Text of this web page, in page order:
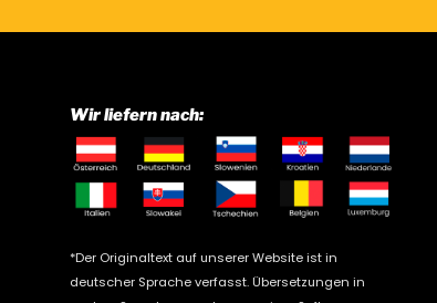
Wir liefern nach:
*Der Originaltext auf unserer Website ist in
deutscher Sprache verfasst. Übersetzungen in